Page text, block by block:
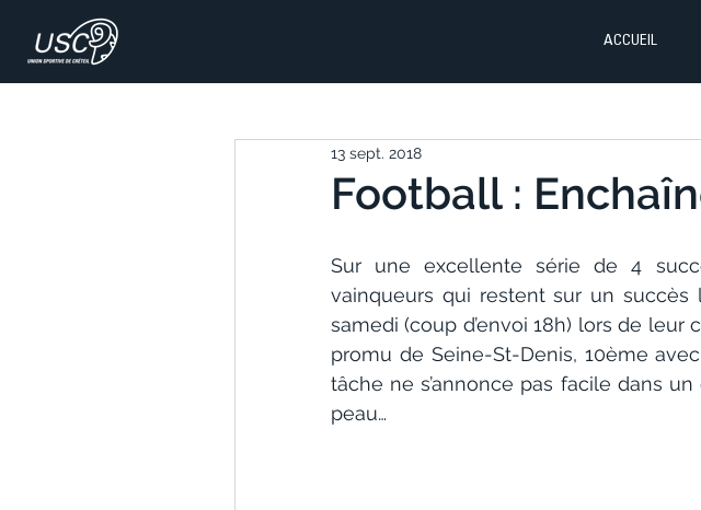
ACCUEIL
Football :
13 sept. 2018
Sur une excellente série de 4
vainqueurs qui restent sur un succès
samedi (coup d’envoi 18h) lors de
promu de Seine-St-Denis, 10ème
tâche ne s’annonce pas facile dans
peau…